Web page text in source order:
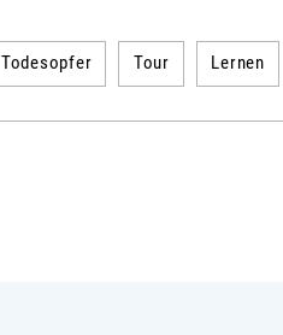
Todesopfer Tour Lernen